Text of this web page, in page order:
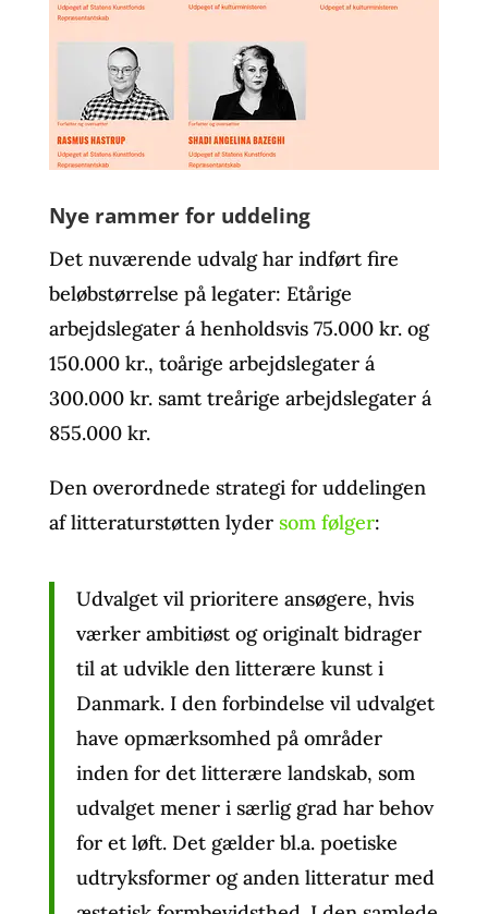
Nye rammer for uddeling
Det nuværende udvalg har indført fire
beløbstørrelse på legater: Etårige
arbejdslegater á henholdsvis 75.000 kr. og
150.000 kr., toårige arbejdslegater á
300.000 kr. samt treårige arbejdslegater á
855.000 kr.
Den overordnede strategi for uddelingen
af litteraturstøtten lyder som følger:
Udvalget vil prioritere ansøgere, hvis
værker ambitiøst og originalt bidrager
til at udvikle den litterære kunst i
Danmark. I den forbindelse vil udvalget
have opmærksomhed på områder
inden for det litterære landskab, som
udvalget mener i særlig grad har behov
for et løft. Det gælder bl.a. poetiske
udtryksformer og anden litteratur med